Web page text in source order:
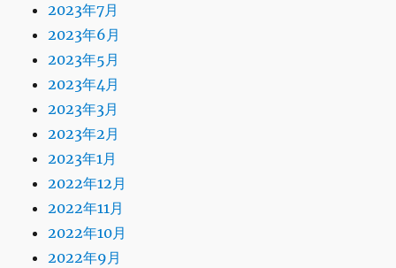
2023年7月
2023年6月
2023年5月
2023年4月
2023年3月
2023年2月
2023年1月
2022年12月
2022年11月
2022年10月
2022年9月